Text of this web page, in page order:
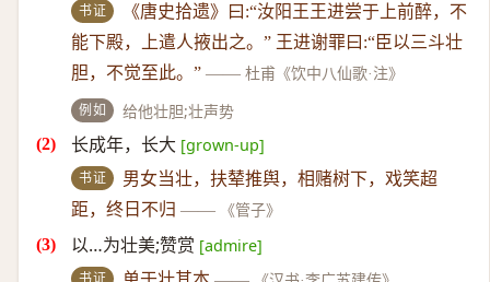
书证
《唐史拾遗》曰:“汝阳王王进尝于上前醉，不
能下殿，上遣人掖出之。” 王进谢罪曰:“臣以三斗壮
胆，不觉至此。” —— 杜甫《饮中八仙歌·注》
例如 给他壮胆;壮声势
长成年，长大 [grown-up]
书证
男女当壮，扶辇推舆，相赌树下，戏笑超
距，终日不归 —— 《管子》
以…为壮美;赞赏 [admire]
书证